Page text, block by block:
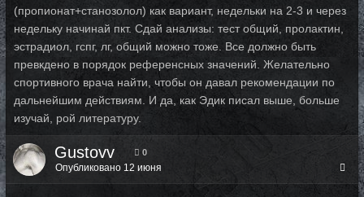
(пропионат+станозолол) как вариант, недельки на 2-3 и через
недельку начинай пкт. Сдай анализы: тест общий, пролактин,
эстрадиол, гспг, лг, общий можно тоже. Все должно быть
превкдено в порядок референсных значений. Желательно
спортивного врача найти, чтобы он давал рекомендации по
дальнейшим действиям. И да, как Эдик писал выше, больше
изучай, рой литературу.
Gustovv 0
Опубликовано 12 июня